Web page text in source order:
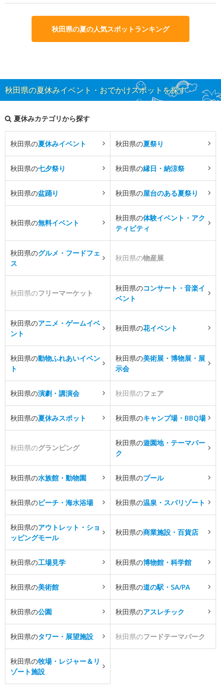
秋田県の夏の人気スポットランキング
秋田県の夏休みイベント・おでかけスポットを探す
夏休みカテゴリから探す
秋田県の夏休みイベント 秋田県の夏祭り
秋田県の七夕祭り 秋田県の縁日・納涼祭
秋田県の盆踊り 秋田県の屋台のある夏祭り
秋田県の無料イベント
秋田県の体験イベント・アク
ティビティ
秋田県のグルメ・フードフェ
ス
秋田県の物産展
秋田県のフリーマーケット
秋田県のコンサート・音楽イ
ベント
秋田県のアニメ・ゲームイベ
ント
秋田県の花イベント
秋田県の動物ふれあいイベン
ト
秋田県の美術展・博物展・展
示会
秋田県の演劇・講演会 秋田県のフェア
秋田県の夏休みスポット 秋田県のキャンプ場・BBQ場
秋田県のグランピング
秋田県の遊園地・テーマパー
ク
秋田県の水族館・動物園 秋田県のプール
秋田県のビーチ・海水浴場 秋田県の温泉・スパリゾート
秋田県のアウトレット・ショ
ッピングモール
秋田県の商業施設・百貨店
秋田県の工場見学 秋田県の博物館・科学館
秋田県の美術館 秋田県の道の駅・SA/PA
秋田県の公園 秋田県のアスレチック
秋田県のタワー・展望施設 秋田県のフードテーマパーク
秋田県の牧場・レジャー＆リ
ゾート施設